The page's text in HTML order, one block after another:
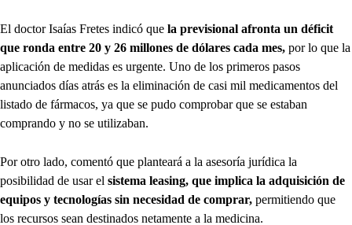
El doctor Isaías Fretes indicó que la previsional afronta un déficit
que ronda entre 20 y 26 millones de dólares cada mes, por lo que la
aplicación de medidas es urgente. Uno de los primeros pasos
anunciados días atrás es la eliminación de casi mil medicamentos del
listado de fármacos, ya que se pudo comprobar que se estaban
comprando y no se utilizaban.
Por otro lado, comentó que planteará a la asesoría jurídica la
posibilidad de usar el sistema leasing, que implica la adquisición de
equipos y tecnologías sin necesidad de comprar, permitiendo que
los recursos sean destinados netamente a la medicina.